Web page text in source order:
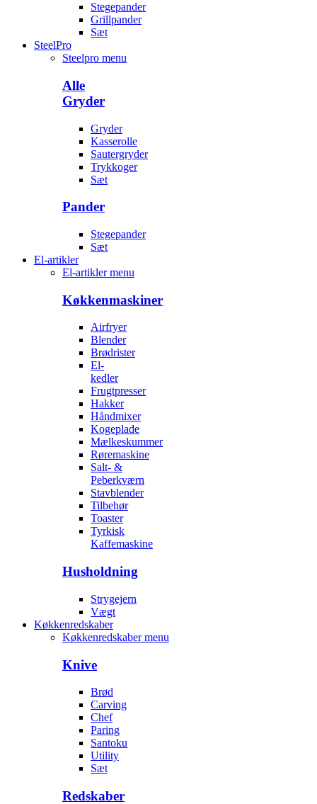
Stegepander
Grillpander
Sæt
SteelPro
Steelpro menu
Alle
Gryder
Gryder
Kasserolle
Sautergryder
Trykkoger
Sæt
Pander
Stegepander
Sæt
El-artikler
El-artikler menu
Køkkenmaskiner
Airfryer
Blender
Brødrister
El-
kedler
Frugtpresser
Hakker
Håndmixer
Kogeplade
Mælkeskummer
Røremaskine
Salt- &
Peberkværn
Stavblender
Tilbehør
Toaster
Tyrkisk
Kaffemaskine
Husholdning
Strygejern
Vægt
Køkkenredskaber
Køkkenredskaber menu
Knive
Brød
Carving
Chef
Paring
Santoku
Utility
Sæt
Redskaber